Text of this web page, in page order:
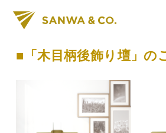
■「木目柄後飾り壇」の